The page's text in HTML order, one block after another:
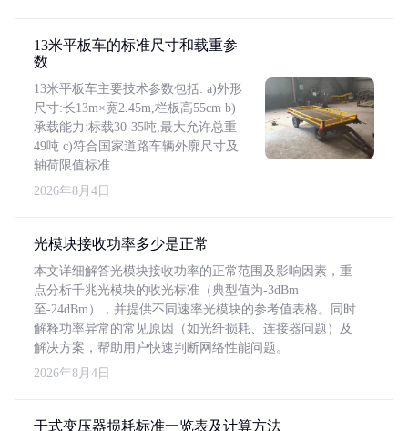
13米平板车的标准尺寸和载重参
数
13米平板车主要技术参数包括: a)外形
尺寸:长13m×宽2.45m,栏板高55cm b)
承载能力:标载30-35吨,最大允许总重
49吨 c)符合国家道路车辆外廓尺寸及
轴荷限值标准
2026年8月4日
光模块接收功率多少是正常
本文详细解答光模块接收功率的正常范围及影响因素，重
点分析千兆光模块的收光标准（典型值为-3dBm
至-24dBm），并提供不同速率光模块的参考值表格。同时
解释功率异常的常见原因（如光纤损耗、连接器问题）及
解决方案，帮助用户快速判断网络性能问题。
2026年8月4日
干式变压器损耗标准一览表及计算方法